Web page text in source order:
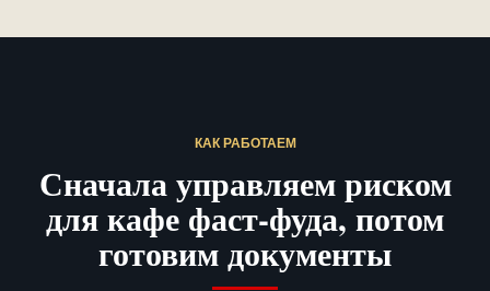
КАК РАБОТАЕМ
Сначала управляем риском
для кафе фаст-фуда, потом
готовим документы